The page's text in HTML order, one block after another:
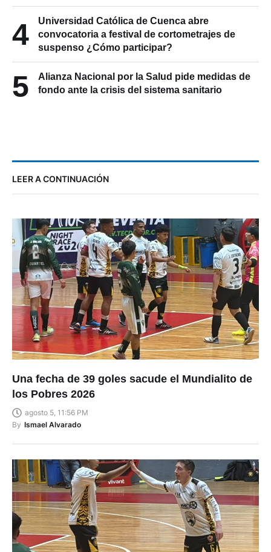
4
Universidad Católica de Cuenca abre
convocatoria a festival de cortometrajes de
suspenso ¿Cómo participar?
5
Alianza Nacional por la Salud pide medidas de
fondo ante la crisis del sistema sanitario
LEER A CONTINUACIÓN
Una fecha de 39 goles sacude el Mundialito de
los Pobres 2026
agosto 5, 11:56 PM
By Ismael Alvarado